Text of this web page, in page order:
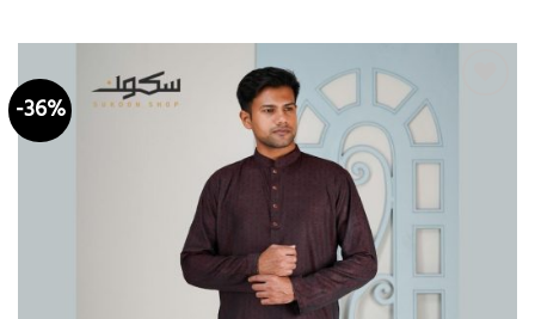
-36%